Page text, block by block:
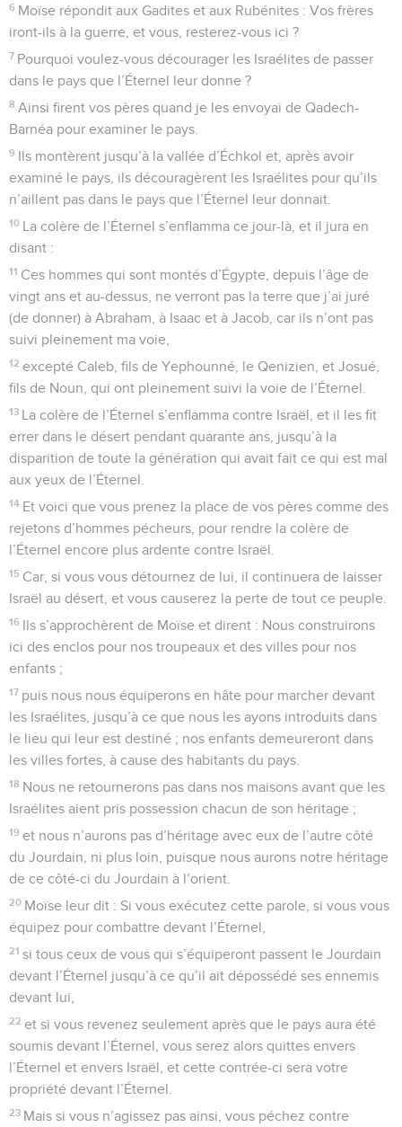
6 Moïse répondit aux Gadites et aux Rubénites : Vos frères
iront-ils à la guerre, et vous, resterez-vous ici ?
7 Pourquoi voulez-vous décourager les Israélites de passer
dans le pays que l’Éternel leur donne ?
8 Ainsi firent vos pères quand je les envoyai de Qadech-
Barnéa pour examiner le pays.
9 Ils montèrent jusqu’à la vallée d’Échkol et, après avoir
examiné le pays, ils découragèrent les Israélites pour qu’ils
n’aillent pas dans le pays que l’Éternel leur donnait.
10 La colère de l’Éternel s’enflamma ce jour-là, et il jura en
disant :
11 Ces hommes qui sont montés d’Égypte, depuis l’âge de
vingt ans et au-dessus, ne verront pas la terre que j’ai juré
(de donner) à Abraham, à Isaac et à Jacob, car ils n’ont pas
suivi pleinement ma voie,
12 excepté Caleb, fils de Yephounné, le Qenizien, et Josué,
fils de Noun, qui ont pleinement suivi la voie de l’Éternel.
13 La colère de l’Éternel s’enflamma contre Israël, et il les fit
errer dans le désert pendant quarante ans, jusqu’à la
disparition de toute la génération qui avait fait ce qui est mal
aux yeux de l’Éternel.
14 Et voici que vous prenez la place de vos pères comme des
rejetons d’hommes pécheurs, pour rendre la colère de
l’Éternel encore plus ardente contre Israël.
15 Car, si vous vous détournez de lui, il continuera de laisser
Israël au désert, et vous causerez la perte de tout ce peuple.
16 Ils s’approchèrent de Moïse et dirent : Nous construirons
ici des enclos pour nos troupeaux et des villes pour nos
enfants ;
17 puis nous nous équiperons en hâte pour marcher devant
les Israélites, jusqu’à ce que nous les ayons introduits dans
le lieu qui leur est destiné ; nos enfants demeureront dans
les villes fortes, à cause des habitants du pays.
18 Nous ne retournerons pas dans nos maisons avant que les
Israélites aient pris possession chacun de son héritage ;
19 et nous n’aurons pas d’héritage avec eux de l’autre côté
du Jourdain, ni plus loin, puisque nous aurons notre héritage
de ce côté-ci du Jourdain à l’orient.
20 Moïse leur dit : Si vous exécutez cette parole, si vous vous
équipez pour combattre devant l’Éternel,
21 si tous ceux de vous qui s’équiperont passent le Jourdain
devant l’Éternel jusqu’à ce qu’il ait dépossédé ses ennemis
devant lui,
22 et si vous revenez seulement après que le pays aura été
soumis devant l’Éternel, vous serez alors quittes envers
l’Éternel et envers Israël, et cette contrée-ci sera votre
propriété devant l’Éternel.
23 Mais si vous n’agissez pas ainsi, vous péchez contre